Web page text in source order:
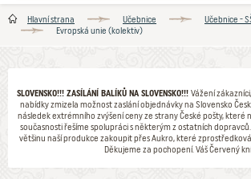
Hlavní strana Učebnice
Učebnice -
Evropská unie (kolektiv)
SLOVENSKO!!! ZASÍLÁNÍ BALÍKŮ NA SLOVENSKO!!! Vážení
nabídky zmizela možnost zaslání objednávky na Slovensko
následek extrémního zvýšení ceny ze strany České pošty,
současnosti řešíme spolupráci s některým z ostatních
většinu naší produkce zakoupit přes Aukro, které
Děkujeme za pochopení. Váš Červený